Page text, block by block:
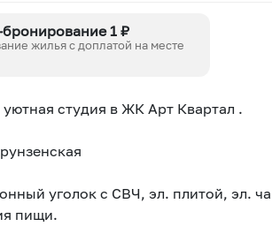
1 ₽
жилья с доплатой на месте
студия в ЖК Арт Квартал .
уголок с СВЧ, эл. плитой, эл.
пищи.